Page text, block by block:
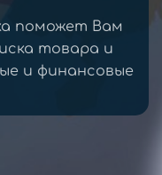
поможет Вам
товара и
и финансовые